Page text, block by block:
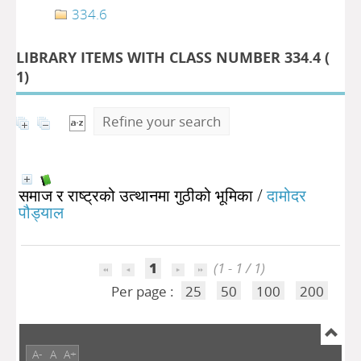
334.6
LIBRARY ITEMS WITH CLASS NUMBER 334.4 (
1)
Refine your search
समाज र राष्ट्रको उत्थानमा गुठीको भूमिका/दामोदर
पौड्याल
1
(1 - 1 / 1)
Per page :
25 50 100 200
A- A A+